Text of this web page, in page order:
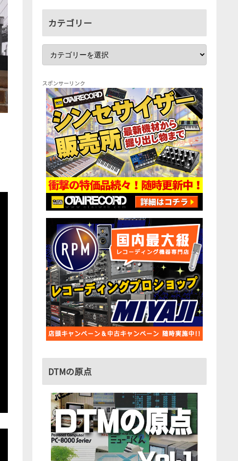
カテゴリー
スポンサーリンク
DTMの原点